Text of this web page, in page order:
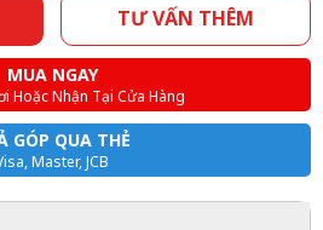
TƯ VẤN THÊM
MUA NGAY
Hoặc Nhận Tại Cửa Hàng
GÓP QUA THẺ
Master, JCB